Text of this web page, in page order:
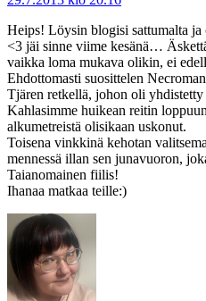
Heips! Löysin blogisi sattumalta ja
<3 jäi sinne viime kesänä…
vaikka loma mukava olikin, ei
Ehdottomasti suosittelen
Tjären retkellä, johon oli
Kahlasimme huikean reitin
alkumetreistä olisikaan uskonut.
Toisena vinkkinä kehotan
mennessä illan sen junavuoron,
Taianomainen fiilis!
Ihanaa matkaa teille:)